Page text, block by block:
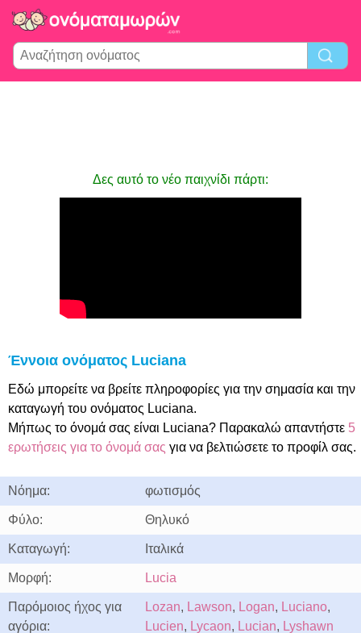
Δες αυτό το νέο παιχνίδι πάρτι:
Έννοια ονόματος Luciana
Εδώ μπορείτε να βρείτε πληροφορίες για την σημασία και την
καταγωγή του ονόματος Luciana.
Μήπως το όνομά σας είναι Luciana? Παρακαλώ απαντήστε 5
ερωτήσεις για το όνομά σας για να βελτιώσετε το προφίλ σας.
Νόημα: φωτισμός
Φύλο: Θηλυκό
Καταγωγή: Ιταλικά
Μορφή: Lucia
Παρόμοιος ήχος για
αγόρια:
Lozan, Lawson, Logan, Luciano,
Lucien, Lycaon, Lucian, Lyshawn